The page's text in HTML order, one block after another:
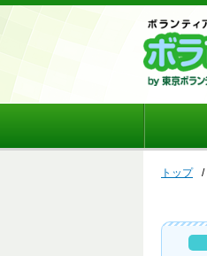
トップ